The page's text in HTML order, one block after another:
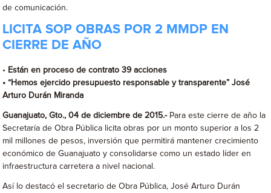
de comunicación.
LICITA SOP OBRAS POR 2 MMDP EN
CIERRE DE AÑO
• Están en proceso de contrato 39 acciones
• “Hemos ejercido presupuesto responsable y transparente” José
Arturo Durán Miranda
Guanajuato, Gto., 04 de diciembre de 2015.-Para este cierre de año la
Secretaría de Obra Pública licita obras por un monto superior a los 2
mil millones de pesos, inversión que permitirá mantener crecimiento
económico de Guanajuato y consolidarse como un estado líder en
infraestructura carretera a nivel nacional.
Así lo destacó el secretario de Obra Pública, José Arturo Durán